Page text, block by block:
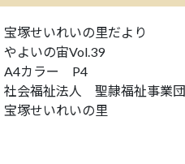
宝塚せいれいの里だより
やよいの宙Vol.39
A4カラー P4
社会福祉法人 聖隷福祉事業団
宝塚せいれいの里